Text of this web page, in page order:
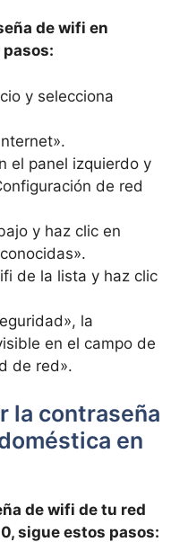
de wifi en
y selecciona
el panel izquierdo y
de red
y haz clic en
de la lista y haz clic
la
en el campo de
de red».
la contraseña
en
de wifi de tu red
sigue estos pasos: